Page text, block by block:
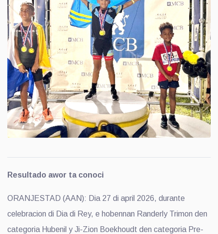
Resultado awor ta conoci
ORANJESTAD (AAN): Dia 27 di april 2026, durante
celebracion di Dia di Rey, e hobennan Randerly Trimon den
categoria Hubenil y Ji-Zion Boekhoudt den categoria Pre-